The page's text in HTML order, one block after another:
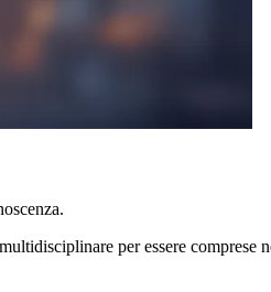
per essere comprese